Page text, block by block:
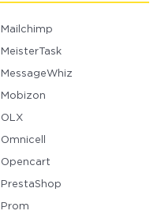
Mailchimp
MeisterTask
MessageWhiz
Mobizon
OLX
Omnicell
Opencart
PrestaShop
Prom